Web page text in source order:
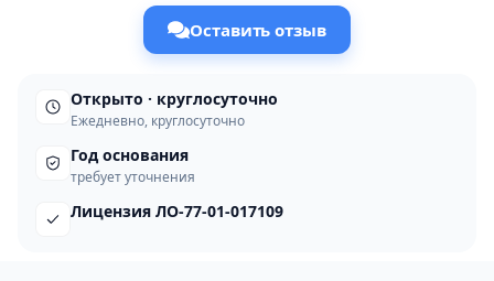
Оставить отзыв
Открыто · круглосуточно
Ежедневно, круглосуточно
Год основания
требует уточнения
Лицензия ЛО-77-01-017109